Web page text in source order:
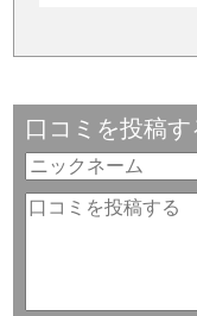
口コミを投稿す